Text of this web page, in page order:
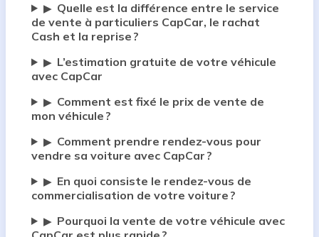
▶ Quelle est la différence entre le service
de vente à particuliers CapCar, le rachat
Cash et la reprise ?
▶ L’estimation gratuite de votre véhicule
avec CapCar
▶ Comment est fixé le prix de vente de
mon véhicule ?
▶ Comment prendre rendez-vous pour
vendre sa voiture avec CapCar ?
▶ En quoi consiste le rendez-vous de
commercialisation de votre voiture ?
▶ Pourquoi la vente de votre véhicule avec